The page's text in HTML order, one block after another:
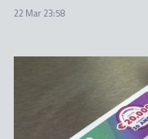
22 Mar 23:58